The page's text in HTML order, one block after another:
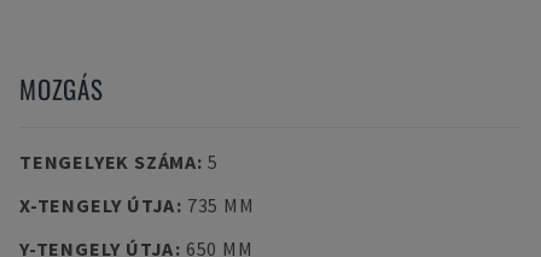
MOZGÁS
TENGELYEK SZÁMA: 5
X-TENGELY ÚTJA: 735 MM
Y-TENGELY ÚTJA: 650 MM